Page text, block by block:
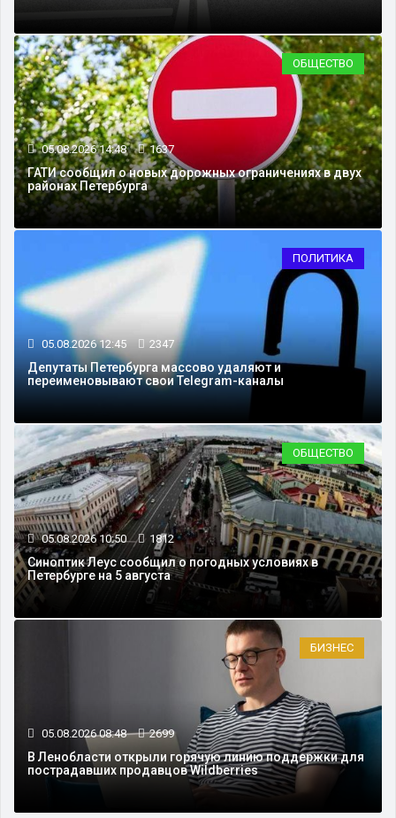
ОБЩЕСТВО
05.08.2026 14:48 1637
ГАТИ сообщил о новых дорожных ограничениях в двух
районах Петербурга
ПОЛИТИКА
05.08.2026 12:45 2347
Депутаты Петербурга массово удаляют и
переименовывают свои Telegram-каналы
ОБЩЕСТВО
05.08.2026 10:50 1812
Синоптик Леус сообщил о погодных условиях в
Петербурге на 5 августа
БИЗНЕС
05.08.2026 08:48 2699
В Ленобласти открыли горячую линию поддержки для
пострадавших продавцов Wildberries